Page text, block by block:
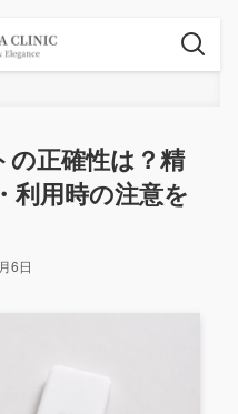
の正確性は？精
利用時の注意を
6日